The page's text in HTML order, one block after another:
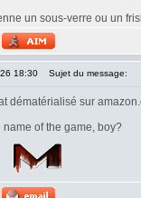
un sous-verre ou un
18:30 Sujet du message:
dématérialisé sur
of the game, boy?